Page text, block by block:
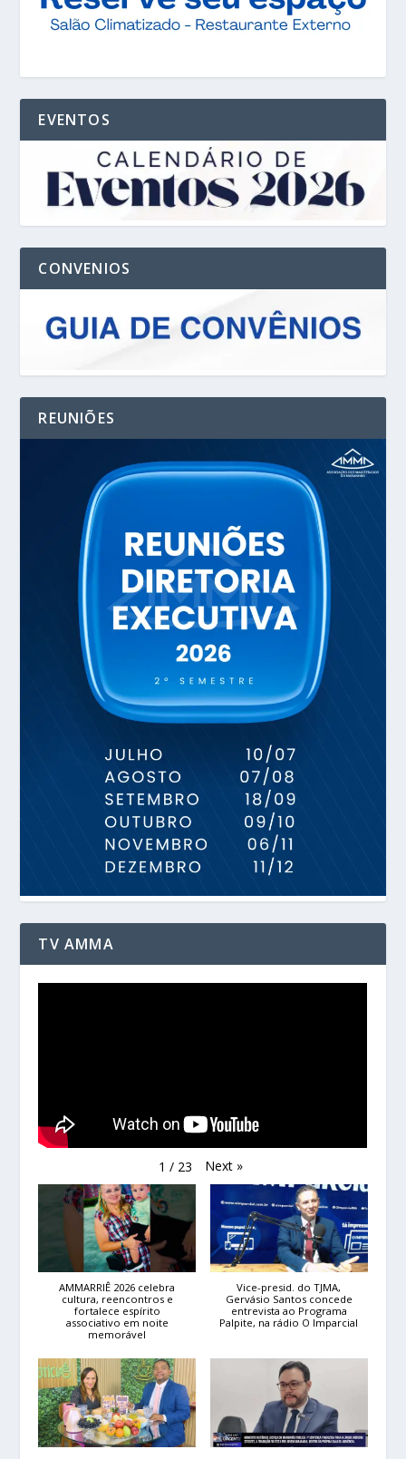
EVENTOS
CONVENIOS
REUNIÕES
TV AMMA
1 / 23 Next »
AMMARRIÊ 2026 celebra
cultura, reencontros e
fortalece espírito
associativo em noite
memorável
Vice-presid. do TJMA,
Gervásio Santos concede
entrevista ao Programa
Palpite, na rádio O Imparcial